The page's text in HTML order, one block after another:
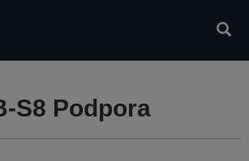
S8 Podpora